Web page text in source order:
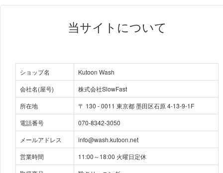
当サイトについて
ショップ名
Kutoon Wash
会社名(屋号)
株式会社SlowFast
所在地
〒 130 -0011 東京都 墨田区石原 4-13-9-1F
電話番号
070-8342-3050
メールアドレス
info@wash.kutoon.net
営業時間
11:00～18:00 火曜日定休